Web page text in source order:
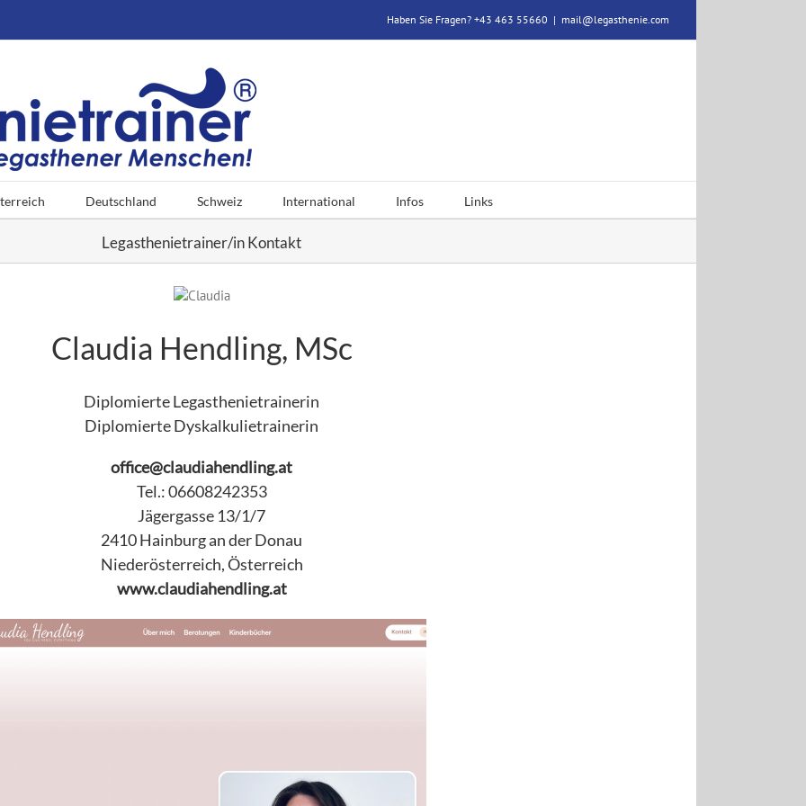
Haben Sie Fragen? +43 463 55660 | mail@legasthenie.com
Deutschland Schweiz International Infos Links
Legasthenietrainer/in Kontakt
Claudia Hendling, MSc
Diplomierte Legasthenietrainerin
Diplomierte Dyskalkulietrainerin
office@claudiahendling.at
Tel.: 06608242353
Jägergasse 13/1/7
2410 Hainburg an der Donau
Niederösterreich, Österreich
www.claudiahendling.at